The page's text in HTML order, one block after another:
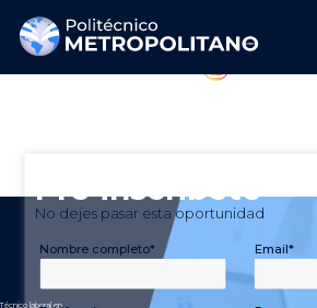
Técnico laboral en
Pre-inscribete
No dejes pasar esta oportunidad
Nombre completo* Email*